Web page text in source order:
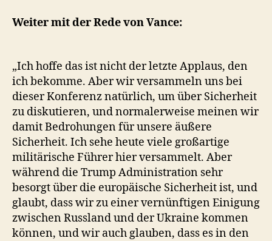
Weiter mit der Rede von Vance:
„Ich hoffe das ist nicht der letzte Applaus, den
ich bekomme. Aber wir versammeln uns bei
dieser Konferenz natürlich, um über Sicherheit
zu diskutieren, und normalerweise meinen wir
damit Bedrohungen für unsere äußere
Sicherheit. Ich sehe heute viele großartige
militärische Führer hier versammelt. Aber
während die Trump Administration sehr
besorgt über die europäische Sicherheit ist, und
glaubt, dass wir zu einer vernünftigen Einigung
zwischen Russland und der Ukraine kommen
können, und wir auch glauben, dass es in den